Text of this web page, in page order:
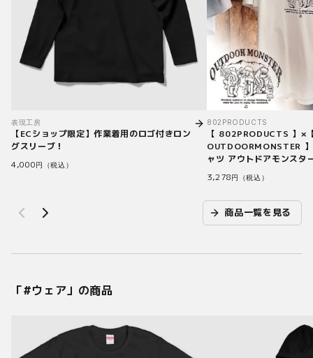
表現工房
【ECショップ限定】作業着用のロゴ付きロン
グスリーブ！
4,000円（税込）
802PRODUCTS
【 802PRODUCTS 】×
OUTDOORMONSTER
ャツ アウトドアモンスタ
3,278円（税込）
商品一覧を見る
「#ウェア」の商品